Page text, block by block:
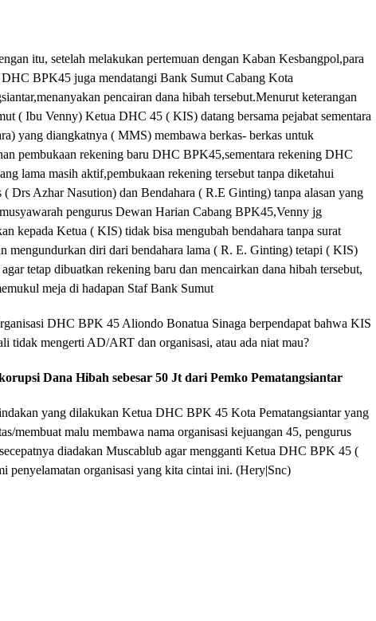
itu, setelah melakukan pertemuan dengan Kaban Kesbangpol,para
DHC BPK45 juga mendatangi Bank Sumut Cabang Kota
pencairan dana hibah tersebut.Menurut keterangan
( Ibu Venny) Ketua DHC 45 ( KIS) datang bersama pejabat sementara
yang diangkatnya ( MMS) membawa berkas- berkas untuk
pembukaan rekening baru DHC BPK45,sementara rekening DHC
lama masih aktif,pembukaan rekening tersebut tanpa diketahui
( Drs Azhar Nasution) dan Bendahara ( R.E Ginting) tanpa alasan yang
pengurus Dewan Harian Cabang BPK45,Venny jg
kepada Ketua ( KIS) tidak bisa mengubah bendahara tanpa surat
mengundurkan diri dari bendahara lama ( R. E. Ginting) tetapi ( KIS)
agar tetap dibuatkan rekening baru dan mencairkan dana hibah tersebut,
meja di hadapan Staf Bank Sumut
DHC BPK 45 Aliondo Bonatua Sinaga berpendapat bahwa KIS
tidak mengerti AD/ART dan organisasi, atau ada niat mau?
Dana Hibah sebesar 50 Jt dari Pemko Pematangsiantar
yang dilakukan Ketua DHC BPK 45 Kota Pematangsiantar yang
membuat malu membawa nama organisasi kejuangan 45, pengurus
diadakan Muscablub agar mengganti Ketua DHC BPK 45 (
penyelamatan organisasi yang kita cintai ini. (Hery|Snc)